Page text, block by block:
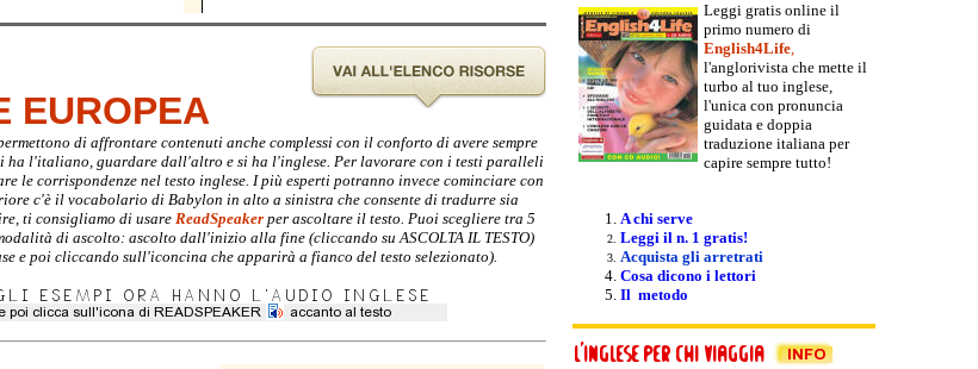
EUROPEA
di affrontare contenuti anche complessi con il conforto di avere sempre
l'italiano, guardare dall'altro e si ha l'inglese. Per lavorare con i testi paralleli
le corrispondenze nel testo inglese. I più esperti potranno invece cominciare con
c'è il vocabolario di Babylon in alto a sinistra che consente di tradurre sia
ti consigliamo di usare ReadSpeakerper ascoltare il testo. Puoi scegliere tra 5
di ascolto: ascolto dall'inizio alla fine (cliccando su ASCOLTA IL TESTO)
e poi cliccando sull'iconcina che apparirà a fianco del testo selezionato).
Leggi gratis online il
primo numero di
English4Life,
l'anglorivista che mette il
turbo al tuo inglese,
l'unica con pronuncia
guidata e doppia
traduzione italiana per
capire sempre tutto!
A chi serve
Leggi il n. 1 gratis!
Acquista gli arretrati
Cosa dicono i lettori
Il metodo